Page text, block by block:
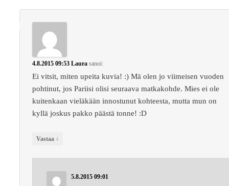
4.8.2015 09:53 Laura sanoi:
Ei vitsit, miten upeita kuvia! :) Mä olen jo viimeisen vuoden
pohtinut, jos Pariisi olisi seuraava matkakohde. Mies ei ole
kuitenkaan vieläkään innostunut kohteesta, mutta mun on
kyllä joskus pakko päästä tonne! :D
Vastaa ↓
5.8.2015 09:01